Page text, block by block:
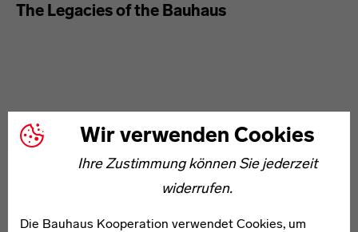
Wir verwenden Cookies
Ihre Zustimmung können Sie jederzeit
widerrufen.
Die Bauhaus Kooperation verwendet Cookies, um
The Legacies of the Bauhaus